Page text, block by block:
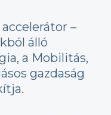
–
álló
a Mobilitás,
gazdaság